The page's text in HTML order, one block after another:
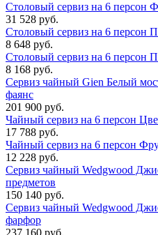
Столовый сервиз на 6 персон
31 528 руб.
Столовый сервиз на 6 персон
8 648 руб.
Столовый сервиз на 6 персон
8 168 руб.
Сервиз чайный Gien Белый
фаянс
201 900 руб.
Чайный сервиз на 6 персон
17 788 руб.
Чайный сервиз на 6 персон
12 228 руб.
Сервиз чайный Wedgwood
предметов
150 140 руб.
Сервиз чайный Wedgwood
фарфор
237 160 руб.